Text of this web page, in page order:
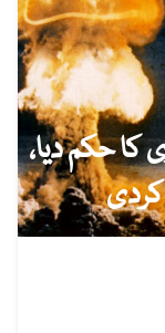
کا حکم دیا،